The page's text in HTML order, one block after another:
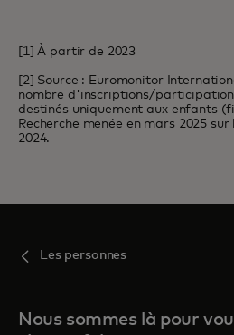
[1] À partir de 2023
[2] Source : Euromonitor
nombre d'inscriptions/
destinés uniquement aux enfants
Recherche menée en mars 2025
2024.
Les personnes
Nous sommes là pour